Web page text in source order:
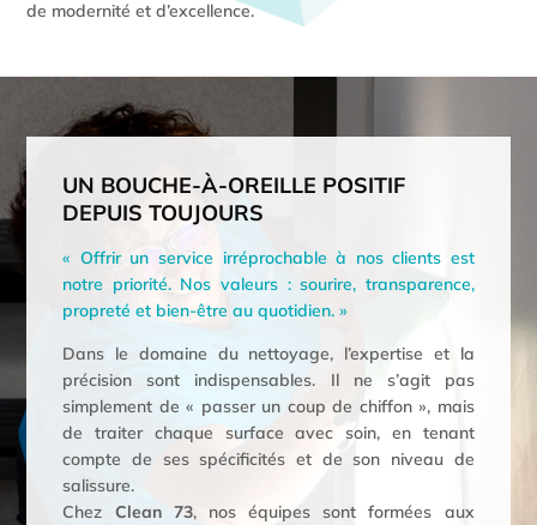
de modernité et d’excellence.
UN BOUCHE-À-OREILLE POSITIF
DEPUIS TOUJOURS
« Offrir un service irréprochable à nos clients est
notre priorité. Nos valeurs : sourire, transparence,
propreté et bien-être au quotidien. »
Dans le domaine du nettoyage, l’expertise et la
précision sont indispensables. Il ne s’agit pas
simplement de « passer un coup de chiffon », mais
de traiter chaque surface avec soin, en tenant
compte de ses spécificités et de son niveau de
salissure.
Chez Clean 73, nos équipes sont formées aux